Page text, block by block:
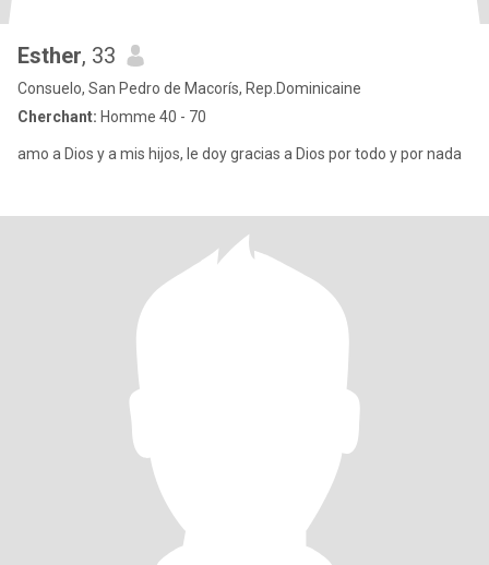
Esther, 33
Consuelo, San Pedro de Macorís, Rep.Dominicaine
Cherchant: Homme 40 - 70
amo a Dios y a mis hijos, le doy gracias a Dios por todo y por nada